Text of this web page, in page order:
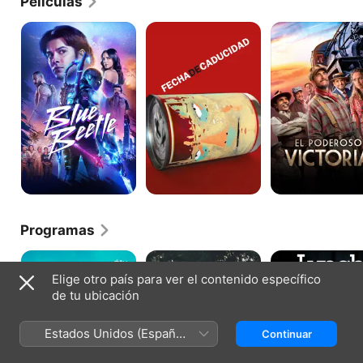
Blue
Beetle
Fecha
El
poderoso
Victoria
Programas
Acapulco Manes Lynch
Elige otro país para ver el contenido específico
de tu ubicación
Estados Unidos (Español
México)
Continuar